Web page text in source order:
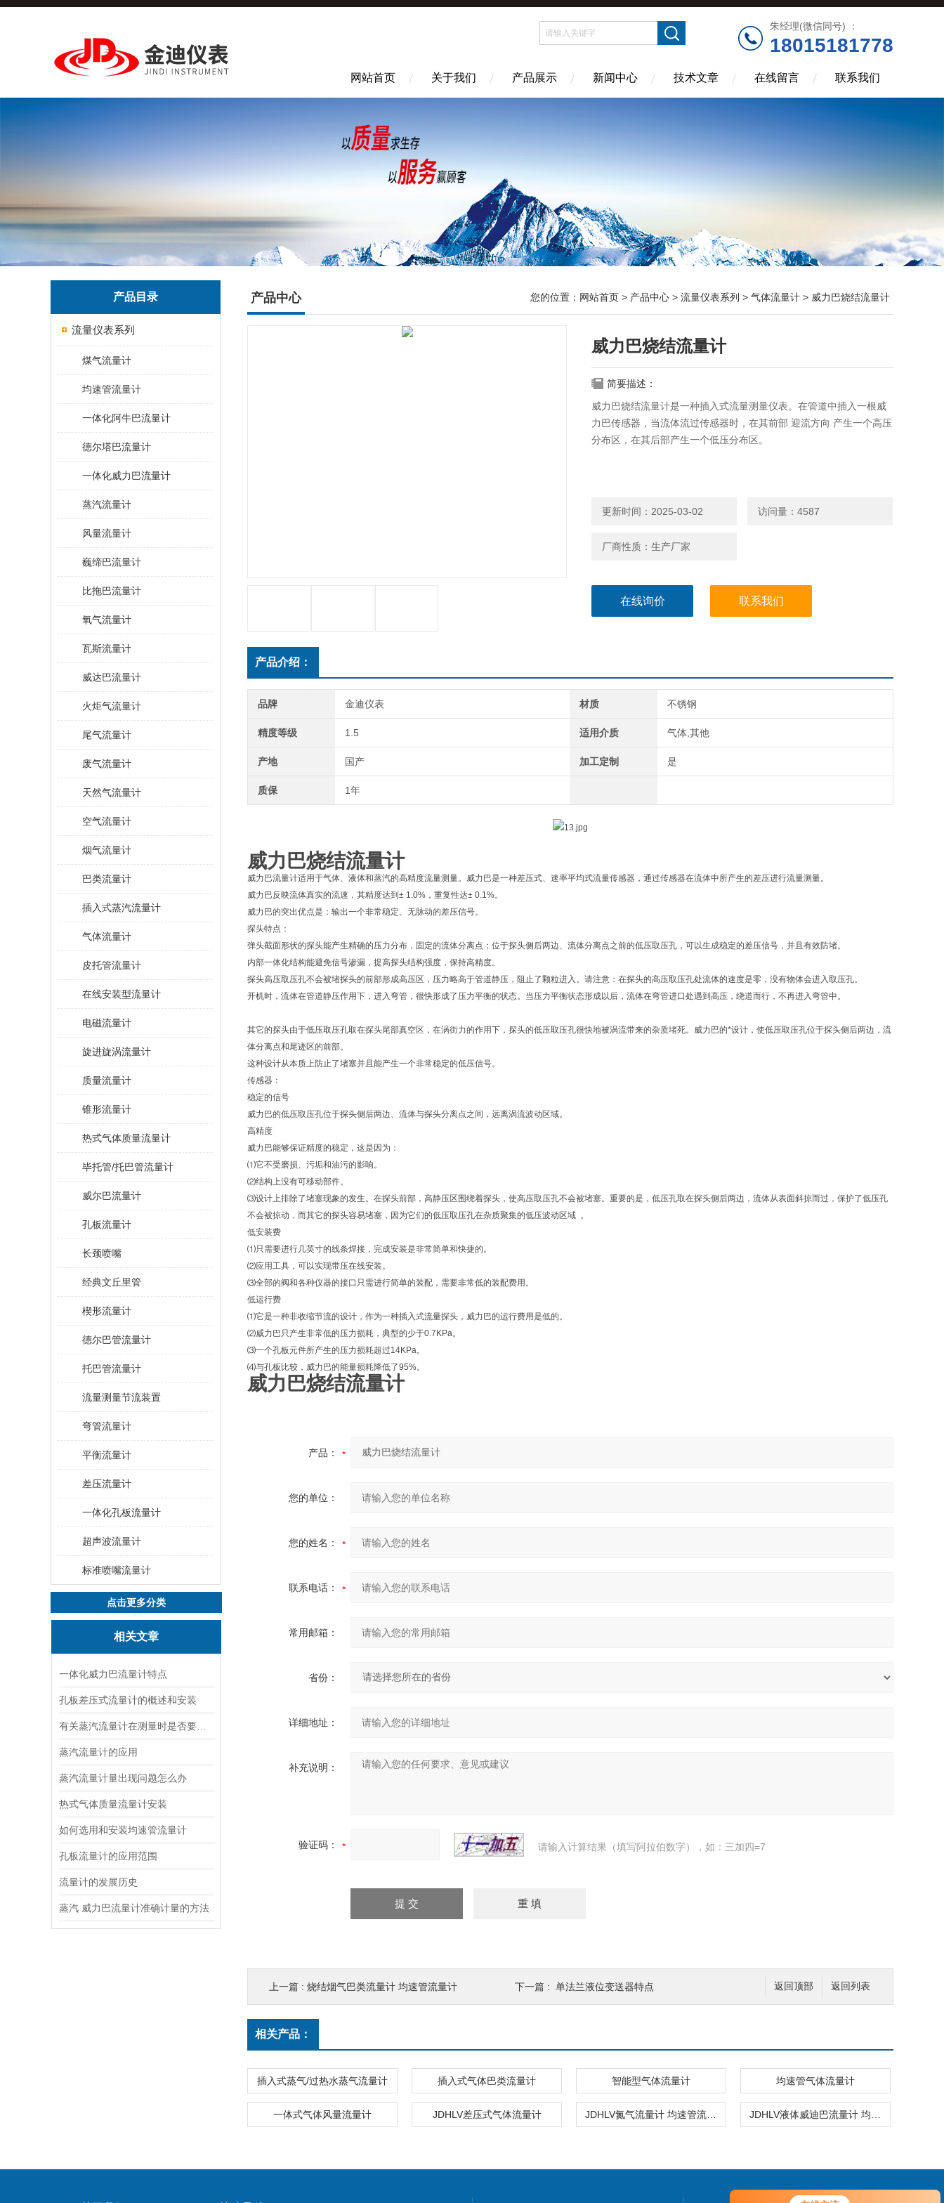
朱经理(微信同号) ：
18015181778
网站首页 关于我们 产品展示 新闻中心 技术文章 在线留言 联系我们
产品目录
流量仪表系列
煤气流量计
均速管流量计
一体化阿牛巴流量计
德尔塔巴流量计
一体化威力巴流量计
蒸汽流量计
风量流量计
巍缔巴流量计
比拖巴流量计
氧气流量计
瓦斯流量计
威达巴流量计
火炬气流量计
尾气流量计
废气流量计
天然气流量计
空气流量计
烟气流量计
巴类流量计
插入式蒸汽流量计
气体流量计
皮托管流量计
在线安装型流量计
电磁流量计
旋进旋涡流量计
质量流量计
锥形流量计
热式气体质量流量计
毕托管/托巴管流量计
威尔巴流量计
孔板流量计
长颈喷嘴
经典文丘里管
楔形流量计
德尔巴管流量计
托巴管流量计
流量测量节流装置
弯管流量计
平衡流量计
差压流量计
一体化孔板流量计
超声波流量计
标准喷嘴流量计
点击更多分类
相关文章
一体化威力巴流量计特点
孔板差压式流量计的概述和安装
蒸汽流量计的应用
蒸汽流量计量出现问题怎么办
热式气体质量流量计安装
如何选用和安装均速管流量计
孔板流量计的应用范围
流量计的发展历史
蒸汽 威力巴流量计准确计量的方法
产品中心 您的位置： 网站首页 > 产品中心 > 流量仪表系列 > 气体流量计 > 威力巴烧结流量计
威力巴烧结流量计
简要描述：
威力巴烧结流量计是一种插入式流量测量仪表。在管道中插入一根威
力巴传感器，当流体流过传感器时，在其前部 迎流方向 产生一个高压
分布区，在其后部产生一个低压分布区。
更新时间：2025-03-02 访问量：4587
厂商性质：生产厂家
在线询价 联系我们
产品介绍：
品牌 金迪仪表 材质 不锈钢
精度等级 1.5 适用介质 气体,其他
产地 国产 加工定制 是
质保 1年
威力巴烧结流量计
威力巴流量计适用于气体、液体和蒸汽的高精度流量测量。威力巴是一种差压式、速率平均式流量传感器，通过传感器在流体中所产生的差压进行流量测量。
威力巴反映流体真实的流速，其精度达到± 1.0%，重复性达± 0.1%。
威力巴的突出优点是：输出一个非常稳定、无脉动的差压信号。
探头特点：
弹头截面形状的探头能产生精确的压力分布，固定的流体分离点；位于探头侧后两边、流体分离点之前的低压取压孔，可以生成稳定的差压信号，并且有效防堵。
内部一体化结构能避免信号渗漏，提高探头结构强度，保持高精度。
探头高压取压孔不会被堵探头的前部形成高压区，压力略高于管道静压，阻止了颗粒进入。请注意：在探头的高压取压孔处流体的速度是零，没有物体会进入取压孔。
开机时，流体在管道静压作用下，进入弯管，很快形成了压力平衡的状态。当压力平衡状态形成以后，流体在弯管进口处遇到高压，绕道而行，不再进入弯管中。
其它的探头由于低压取压孔取在探头尾部真空区，在涡街力的作用下，探头的低压取压孔很快地被涡流带来的杂质堵死。威力巴的*设计，使低压取压孔位于探头侧后两边，流
体分离点和尾迹区的前部。
这种设计从本质上防止了堵塞并且能产生一个非常稳定的低压信号。
传感器：
稳定的信号
威力巴的低压取压孔位于探头侧后两边、流体与探头分离点之间，远离涡流波动区域。
高精度
威力巴能够保证精度的稳定，这是因为：
⑴它不受磨损、污垢和油污的影响。
⑵结构上没有可移动部件。
⑶设计上排除了堵塞现象的发生。在探头前部，高静压区围绕着探头，使高压取压孔不会被堵塞。重要的是，低压孔取在探头侧后两边，流体从表面斜掠而过，保护了低压孔
不会被掠动，而其它的探头容易堵塞，因为它们的低压取压孔在杂质聚集的低压波动区域 。
低安装费
⑴只需要进行几英寸的线条焊接，完成安装是非常简单和快捷的。
⑵应用工具，可以实现带压在线安装。
⑶全部的阀和各种仪器的接口只需进行简单的装配，需要非常低的装配费用。
低运行费
⑴它是一种非收缩节流的设计，作为一种插入式流量探头，威力巴的运行费用是低的。
⑵威力巴只产生非常低的压力损耗，典型的少于0.7KPa。
⑶一个孔板元件所产生的压力损耗超过14KPa。
⑷与孔板比较，威力巴的能量损耗降低了95%。
威力巴烧结流量计
产品：
您的单位：
您的姓名：
联系电话：
常用邮箱：
省份：
详细地址：
补充说明：
验证码： 请输入计算结果（填写阿拉伯数字），如：三加四=7
返回列表
返回顶部
上一篇 : 烧结烟气巴类流量计 均速管流量计 下一篇 : 单法兰液位变送器特点
相关产品：
插入式蒸气/过热水蒸气流量计 插入式气体巴类流量计 智能型气体流量计 均速管气体流量计
一体式气体风量流量计 JDHLV差压式气体流量计